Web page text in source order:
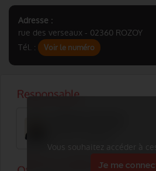
Adresse :
rue des verseaux - 02360 ROZOY
Tél. :
Voir le numéro
Vous souhaitez accéder à
Je me